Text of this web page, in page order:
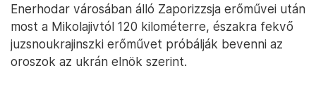
Enerhodar városában álló Zaporizzsja erőművei után
most a Mikolajivtól 120 kilométerre, északra fekvő
juzsnoukrajinszki erőművet próbálják bevenni az
oroszok az ukrán elnök szerint.